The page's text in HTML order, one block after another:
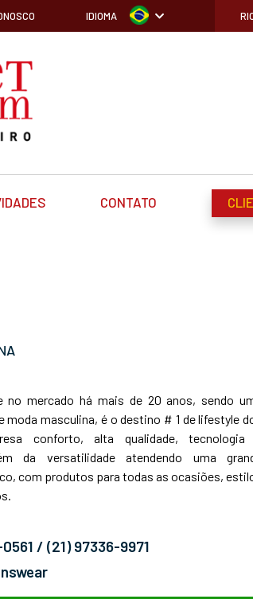
IDIOMA
CONTATO
no mercado há mais de 20 anos, sendo
moda masculina, é o destino # 1 de lifestyle
conforto, alta qualidade,
da versatilidade atendendo uma
com produtos para todas as ocasiões,
/ (21) 97336-9971